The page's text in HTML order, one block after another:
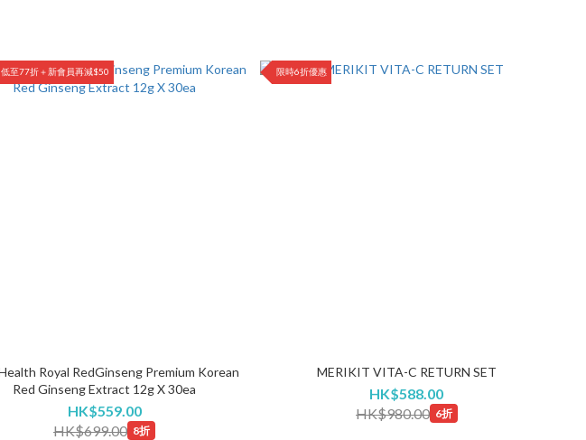
至77折＋新會員再減$50
Royal RedGinseng Premium Korean
Red Ginseng Extract 12g X 30ea
HK$559.00
HK$699.00 8折
限時6折優惠
MERIKIT VITA-C RETURN SET
HK$588.00
HK$980.00 6折